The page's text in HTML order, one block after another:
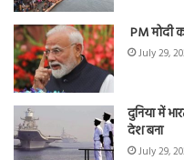
PM मोदी
July 29,
दुनिया में
देश बना
July 29,